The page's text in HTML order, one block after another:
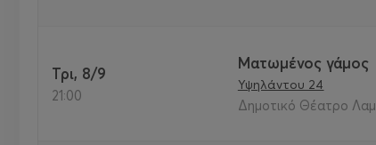
Τρι, 8/9
21:00
Ματωμένος γάμος
Υψηλάντου 24
Δημοτικό Θέατρο